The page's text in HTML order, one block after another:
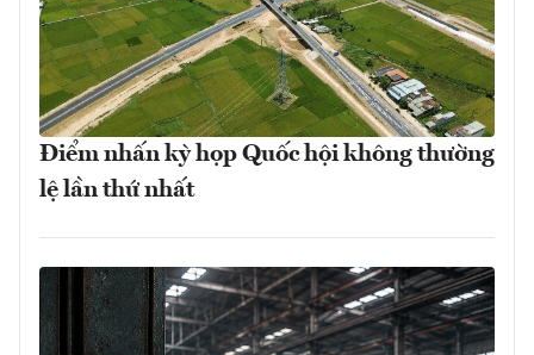
Điểm nhấn kỳ họp Quốc hội không thường
lệ lần thứ nhất